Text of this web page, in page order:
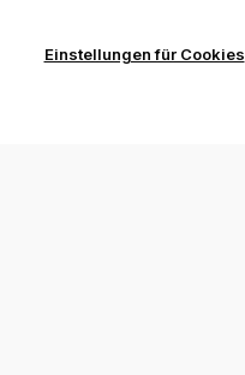
Einstellungen für Cookies